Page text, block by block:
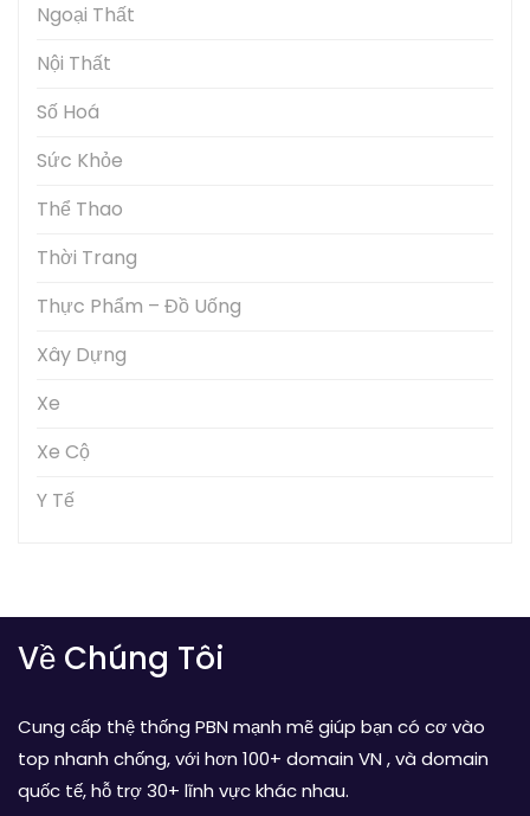
Ngoại Thất
Nội Thất
Số Hoá
Sức Khỏe
Thể Thao
Thời Trang
Thực Phẩm – Đồ Uống
Xây Dựng
Xe
Xe Cộ
Y Tế
Về Chúng Tôi
Cung cấp thệ thống PBN mạnh mẽ giúp bạn có cơ vào
top nhanh chống, với hơn 100+ domain VN , và domain
quốc tế, hỗ trợ 30+ lĩnh vực khác nhau.